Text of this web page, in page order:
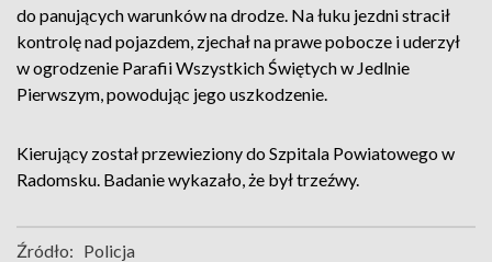
do panujących warunków na drodze. Na łuku jezdni stracił
kontrolę nad pojazdem, zjechał na prawe pobocze i uderzył
w ogrodzenie Parafii Wszystkich Świętych w Jedlnie
Pierwszym, powodując jego uszkodzenie.
Kierujący został przewieziony do Szpitala Powiatowego w
Radomsku. Badanie wykazało, że był trzeźwy.
Źródło: Policja